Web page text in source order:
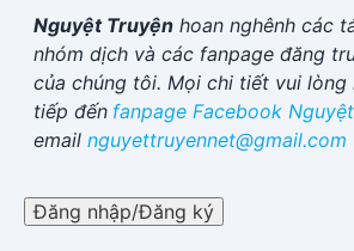
Nguyệt Truyện hoan nghênh các
nhóm dịch và các fanpage đăng
của chúng tôi. Mọi chi tiết vui lòng
tiếp đến fanpage Facebook
email nguyettruyennet@gmail.com
Đăng nhập/Đăng ký